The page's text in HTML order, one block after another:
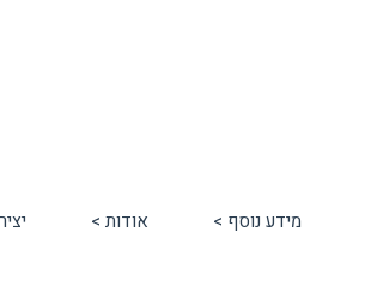
מידע נוסף > אודות >